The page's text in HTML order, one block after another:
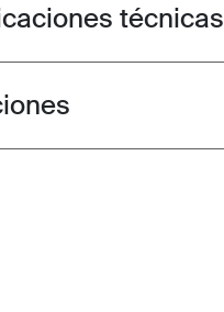
Toggle techspec
técnicas
guides and instructions